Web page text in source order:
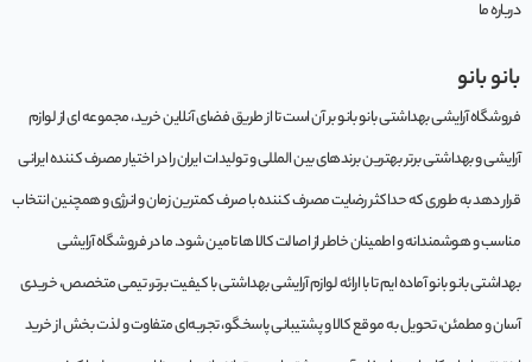
درباره ما
بانو بانو
فروشگاه آرایشی بهداشتی بانو بانو بر آن است تا از طریق فضای آنلاین خرید، مجموعه‌ ای از لوازم
آرایشی و بهداشتی برتر بهترین برندهای بین المللی و تولیدات ایران را در اختیار مصرف کننده ایرانی
قرار دهد به طوری که حداکثر رضایت مصرف کننده با صرف کمترین زمان و انرژی و همچنین انتخاب
مناسب و هوشمندانه و اطمینان خاطر از اصالت کالا ها تامین شود. ما در فروشگاه آرایشی
بهداشتی بانو بانو آماده ایم تا با ارائه لوازم آرایشی بهداشتی با کیفیت برتر، تیمی متخصص، خریدی
آسان و مطمئن، تحویل به موقع کالا و پشتیبانی پاسخگو، تجربه‌ای متفاوت و لذت بخش از خرید